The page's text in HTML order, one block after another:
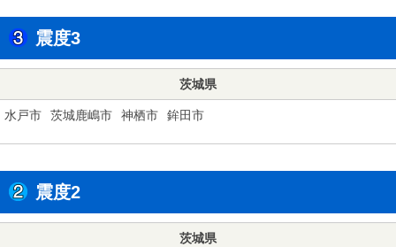
震度3
茨城県
水戸市 茨城鹿嶋市 神栖市 鉾田市
震度2
茨城県